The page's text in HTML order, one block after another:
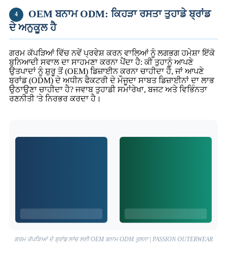
4
OEM ਬਨਾਮ ODM: ਕਿਹੜਾ ਰਸਤਾ ਤੁਹਾਡੇ ਬ੍ਰਾਂਡ
ਦੇ ਅਨੁਕੂਲ ਹੈ
ਗਰਮ ਕੱਪੜਿਆਂ ਵਿੱਚ ਨਵੇਂ ਪ੍ਰਵੇਸ਼ ਕਰਨ ਵਾਲਿਆਂ ਨੂੰ ਲਗਭਗ ਹਮੇਸ਼ਾ ਇੱਕੋ
ਬੁਨਿਆਦੀ ਸਵਾਲ ਦਾ ਸਾਹਮਣਾ ਕਰਨਾ ਪੈਂਦਾ ਹੈ: ਕੀ ਤੁਹਾਨੂੰ ਆਪਣੇ
ਉਤਪਾਦਾਂ ਨੂੰ ਸ਼ੁਰੂ ਤੋਂ (OEM) ਡਿਜ਼ਾਈਨ ਕਰਨਾ ਚਾਹੀਦਾ ਹੈ, ਜਾਂ ਆਪਣੇ
ਬ੍ਰਾਂਡ (ODM) ਦੇ ਅਧੀਨ ਫੈਕਟਰੀ ਦੇ ਮੌਜੂਦਾ ਸਾਬਤ ਡਿਜ਼ਾਈਨਾਂ ਦਾ ਲਾਭ
ਉਠਾਉਣਾ ਚਾਹੀਦਾ ਹੈ? ਜਵਾਬ ਤੁਹਾਡੀ ਸਮਾਂਰੇਖਾ, ਬਜਟ ਅਤੇ ਵਿਭਿੰਨਤਾ
ਰਣਨੀਤੀ 'ਤੇ ਨਿਰਭਰ ਕਰਦਾ ਹੈ।
ਗਰਮ ਕੱਪੜਿਆਂ ਦੇ ਬ੍ਰਾਂਡ ਲਾਂਚ ਲਈ OEM ਬਨਾਮ ODM ਤੁਲਨਾ | PASSION OUTERWEAR